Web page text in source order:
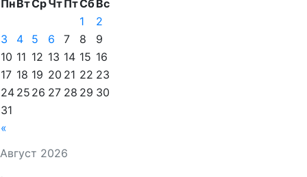
Август 2026
ПнВтСрЧтПтСбВс
«
1
2
3
4 5 6 7 8
9
10 11 12 13 14 15 16
17 18 19 20 21 22 23
24 25 26 27 28 29 30
31